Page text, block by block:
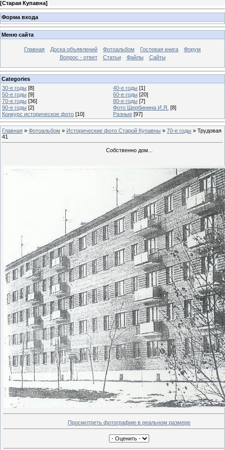
[Старая Купавна]
Форма входа
Меню сайта
Главная Доска объявлений Фотоальбом Гостевая книга
Форум
Вопрос - ответ
Статьи Файлы Сайты
Categories
30-е годы [8] 40-е годы [1]
50-е годы [9] 60-е годы [20]
70-е годы [36] 80-е годы [7]
90-е годы [2] Фото Щербинина И.Я. [8]
Конкурс историческое фото [10] Разные [97]
Главная » Фотоальбом » Исторические фото Старой Купавны » 70-е годы » Трудовая
41
Собственно дом...
Просмотреть фотографию в реальном размере